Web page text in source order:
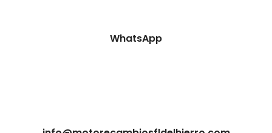
WhatsApp